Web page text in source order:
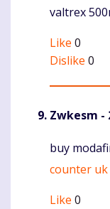
valtrex
Like 0
Dislike 0
Zwkesm -
buy
counter uk
Like 0